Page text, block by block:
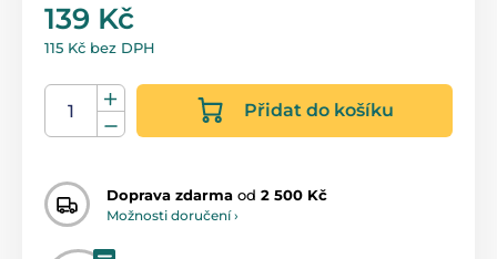
139 Kč
115 Kč bez DPH
Přidat do košíku
Doprava zdarma od 2 500 Kč
Možnosti doručení ›